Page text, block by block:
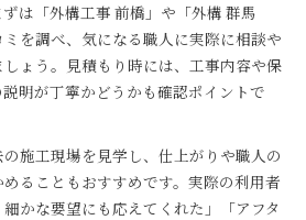
は「外構工事 前橋」や「外構 群馬
を調べ、気になる職人に実際に相談や
ょう。見積もり時には、工事内容や保
明が丁寧かどうかも確認ポイントで
施工現場を見学し、仕上がりや職人の
ることもおすすめです。実際の利用者
かな要望にも応えてくれた」「アフタ